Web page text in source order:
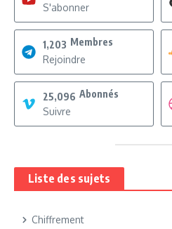
S'abonner
1,203 Membres
Rejoindre
25,096 Abonnés
Suivre
Liste des sujets
Chiffrement